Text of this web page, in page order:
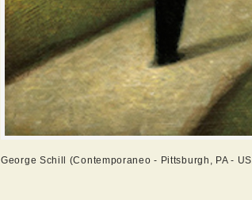
George Schill (Contemporaneo - Pittsburgh, PA -